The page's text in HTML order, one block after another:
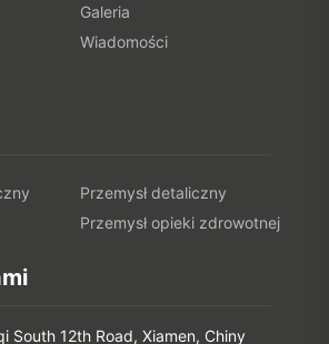
Galeria
Wiadomości
Przemysł detaliczny
Przemysł opieki zdrowotnej
South 12th Road, Xiamen, Chiny